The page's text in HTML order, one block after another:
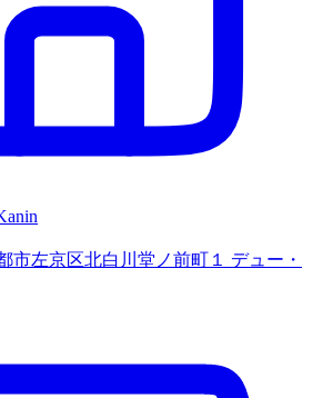
市左京区北白川堂ノ前町１ デュー・